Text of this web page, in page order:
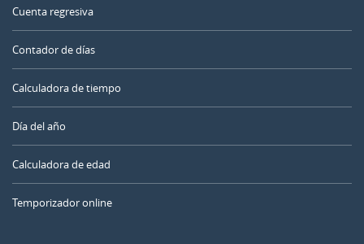
Cuenta regresiva
Contador de días
Calculadora de tiempo
Día del año
Calculadora de edad
Temporizador online